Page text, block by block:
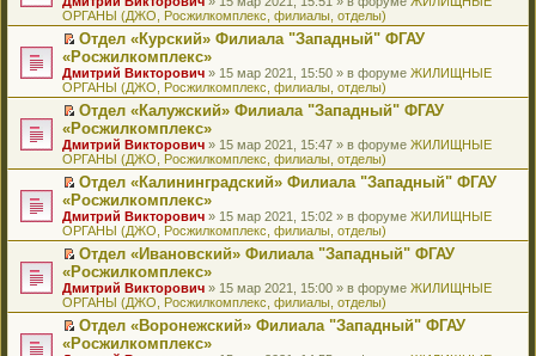
ю
б
щ
е
н
ю
м
у
с
о
б
щ
е
н
ю
т
а
н
н
м
у
с
о
б
щ
е
н
ю
п
р
о
ч
т
а
н
н
м
у
с
о
б
щ
е
н
ю
о
м
у
н
п
р
о
ч
т
а
н
н
м
у
с
о
б
щ
е
н
к
п
е
р
о
м
у
н
п
р
о
ч
т
а
н
н
м
у
с
о
р
е
й
т
к
п
е
р
о
м
у
н
п
р
о
ч
т
а
н
н
ОРГАНЫ (ДЖО, Росжилкомплекс, филиалы, отделы)
П
р
е
й
т
к
п
е
р
о
м
у
н
п
р
о
ч
Отдел «Курский» Филиала "Западный" ФГАУ
«Росжилкомплекс»
Дмитрий Викторович » 15 мар 2021, 15:50 » в форуме ЖИЛИЩНЫЕ
ОРГАНЫ (ДЖО, Росжилкомплекс, филиалы, отделы)
П
р
е
й
т
к
п
е
р
о
м
у
н
Отдел «Калужский» Филиала "Западный" ФГАУ
«Росжилкомплекс»
Дмитрий Викторович » 15 мар 2021, 15:47 » в форуме ЖИЛИЩНЫЕ
ОРГАНЫ (ДЖО, Росжилкомплекс, филиалы, отделы)
П
р
е
й
т
к
п
е
р
Отдел «Калининградский» Филиала "Западный" ФГАУ
«Росжилкомплекс»
Дмитрий Викторович » 15 мар 2021, 15:02 » в форуме ЖИЛИЩНЫЕ
ОРГАНЫ (ДЖО, Росжилкомплекс, филиалы, отделы)
П
р
е
й
т
Отдел «Ивановский» Филиала "Западный" ФГАУ
«Росжилкомплекс»
Дмитрий Викторович » 15 мар 2021, 15:00 » в форуме ЖИЛИЩНЫЕ
ОРГАНЫ (ДЖО, Росжилкомплекс, филиалы, отделы)
П
Отдел «Воронежский» Филиала "Западный" ФГАУ
«Росжилкомплекс»